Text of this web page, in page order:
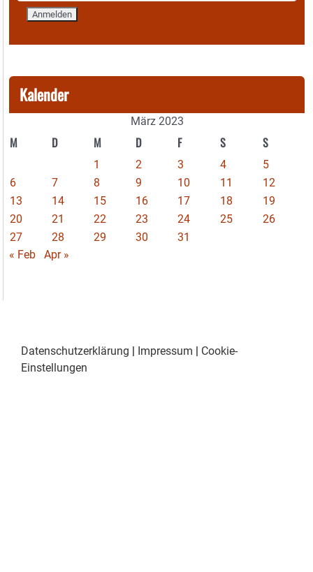
Kalender
März 2023
M D M D F S S
1 2 3 4
5
6
7 8 9 10 11
12
13
14 15 16 17 18
19
20
21 22 23 24 25
26
27
28 29 30
31
« Feb
Apr »
Datenschutzerklärung | Impressum | Cookie-
Einstellungen